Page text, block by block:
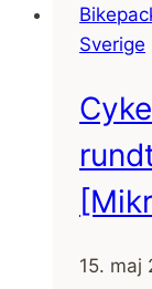
Sverige
15. maj